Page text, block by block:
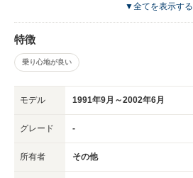
▼全てを表示する
特徴
乗り心地が良い
モデル 1991年9月～2002年6月
グレード -
所有者 その他